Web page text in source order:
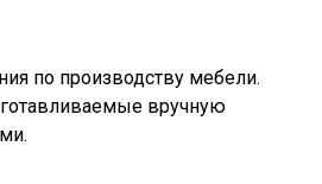
по производству мебели.
вручную